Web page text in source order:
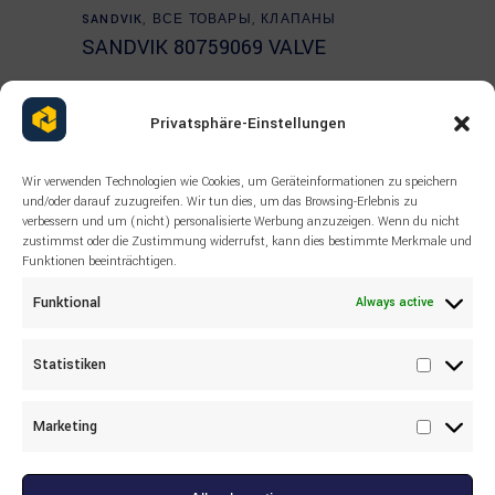
Privatsphäre-Einstellungen
Wir verwenden Technologien wie Cookies, um Geräteinformationen zu speichern
und/oder darauf zuzugreifen. Wir tun dies, um das Browsing-Erlebnis zu
verbessern und um (nicht) personalisierte Werbung anzuzeigen. Wenn du nicht
zustimmst oder die Zustimmung widerrufst, kann dies bestimmte Merkmale und
Funktionen beeinträchtigen.
Funktional Always active
Statistiken
Marketing
READ MORE
SANDVIK, ВСЕ ТОВАРЫ , КЛАПАНЫ
SANDVIK 80759069 VALVE